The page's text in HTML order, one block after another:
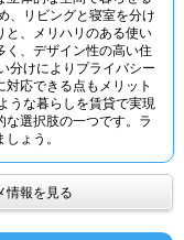
、リビングと寝室を分け
と、メリハリのある使い
く、デザイン性の高い住
分けによりプライバシー
応できる点もメリット
うな暮らしを賃貸で実現
な選択肢の一つです。ラ
ょう。
情報を見る